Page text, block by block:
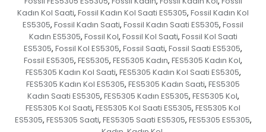
Kadın Kol Saati, Fossil Kadın Kol Saati ES5305, Fossil Kadın Kol
ES5305, Fossil Kadın Saati, Fossil Kadın Saati ES5305, Fossil
Kadın ES5305, Fossil Kol, Fossil Kol Saati, Fossil Kol Saati
ES5305, Fossil Kol ES5305, Fossil Saati, Fossil Saati ES5305,
Fossil ES5305, FES5305, FES5305 Kadın, FES5305 Kadın Kol,
FES5305 Kadın Kol Saati, FES5305 Kadın Kol Saati ES5305,
FES5305 Kadın Kol ES5305, FES5305 Kadın Saati, FES5305
Kadın Saati ES5305, FES5305 Kadın ES5305, FES5305 Kol,
FES5305 Kol Saati, FES5305 Kol Saati ES5305, FES5305 Kol
ES5305, FES5305 Saati, FES5305 Saati ES5305, FES5305 ES5305,